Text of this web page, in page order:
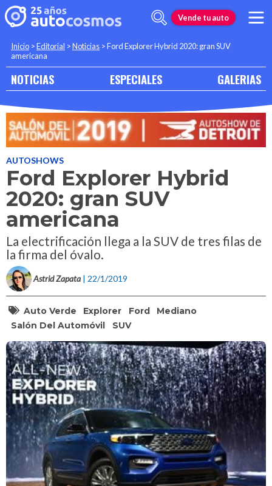
Vende tu auto
Inicio >Editorial >Noticias >Ford Explorer Hybrid 2020: gran SUV
americana
NOTICIAS ESPECIALES GALERIAS
AUTOSHOWS
Ford Explorer Hybrid
2020: gran SUV
americana
La electrificación llega a la SUV de tres filas de
la firma del óvalo.
Astrid Zapata | 22/1/2019
Auto Verde Explorer Ford
Mediano
Salón Del Automóvil
SUV